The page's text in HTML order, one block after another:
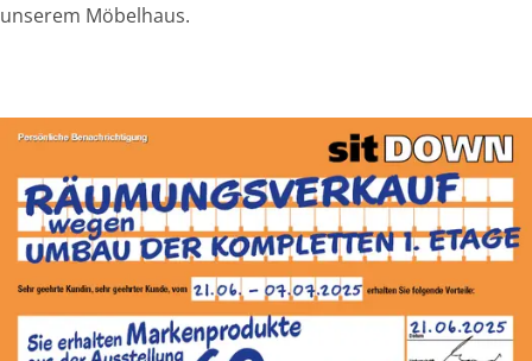
unserem Möbelhaus.